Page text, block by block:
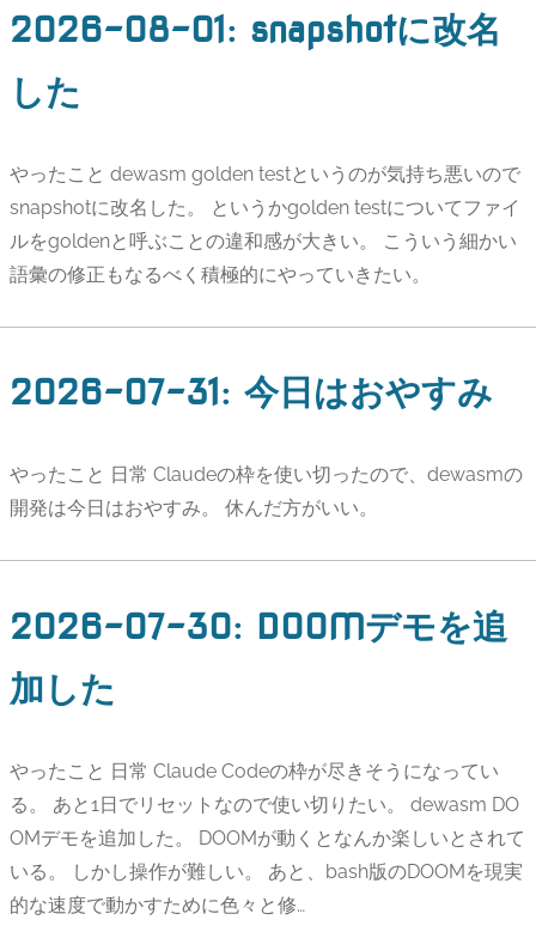
2026-08-01: snapshotに改名
した
やったこと dewasm golden testというのが気持ち悪いので
snapshotに改名した。 というかgolden testについてファイ
ルをgoldenと呼ぶことの違和感が大きい。 こういう細かい
語彙の修正もなるべく積極的にやっていきたい。
2026-07-31: 今日はおやすみ
やったこと 日常 Claudeの枠を使い切ったので、dewasmの
開発は今日はおやすみ。 休んだ方がいい。
2026-07-30: DOOMデモを追
加した
やったこと 日常 Claude Codeの枠が尽きそうになってい
る。 あと1日でリセットなので使い切りたい。 dewasm DO
OMデモを追加した。 DOOMが動くとなんか楽しいとされて
いる。 しかし操作が難しい。 あと、bash版のDOOMを現実
的な速度で動かすために色々と修…